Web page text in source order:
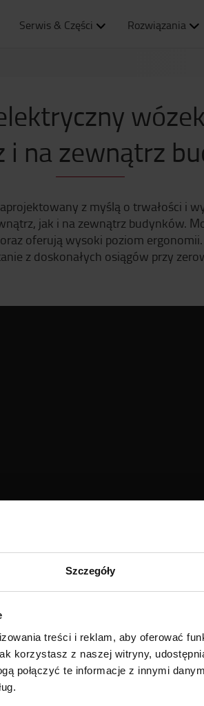
Szczegóły
treści i reklam, aby oferować
korzystasz z naszej witryny,
połączyć te informacje z innymi
Serwis & Części Rozwiązania
na zewnątrz
z myślą o trwałości i
jak i na zewnątrz budynków.
oferują wysoki poziom
z doskonałych osiągów przy